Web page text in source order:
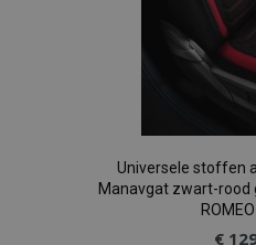
Universele stoffen
Manavgat zwart-rood
€